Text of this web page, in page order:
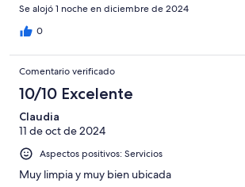
Se alojó 1 noche en diciembre de 2024
0
Comentario verificado
10/10 Excelente
Claudia
11 de oct de 2024
Aspectos positivos: Servicios
Muy limpia y muy bien ubicada